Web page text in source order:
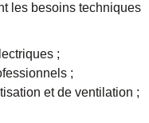
les besoins techniques
;
;
et de ventilation ;